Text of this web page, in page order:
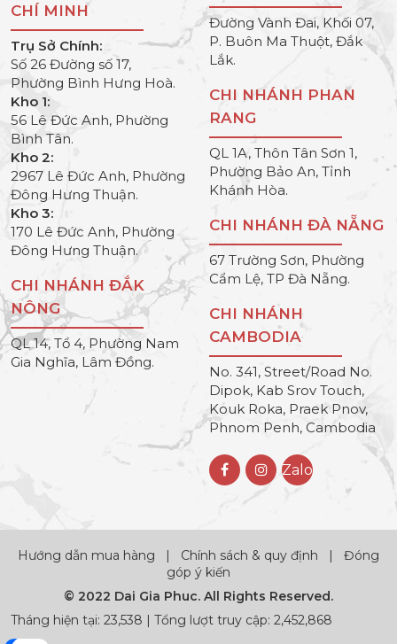
CHÍ MINH
Trụ Sở Chính:
Số 26 Đường số 17,
Phường Bình Hưng Hoà.
Kho 1:
56 Lê Đức Anh, Phường
Bình Tân.
Kho 2:
2967 Lê Đức Anh, Phường
Đông Hưng Thuận.
Kho 3:
170 Lê Đức Anh, Phường
Đông Hưng Thuận.
CHI NHÁNH ĐẮK
NÔNG
QL 14, Tổ 4, Phường Nam
Gia Nghĩa, Lâm Đồng.
Đường Vành Đai, Khối 07,
P. Buôn Ma Thuột, Đắk
Lắk.
CHI NHÁNH PHAN
RANG
QL 1A, Thôn Tân Sơn 1,
Phường Bảo An, Tỉnh
Khánh Hòa.
CHI NHÁNH ĐÀ NẴNG
67 Trường Sơn, Phường
Cẩm Lệ, TP Đà Nẵng.
CHI NHÁNH
CAMBODIA
No. 341, Street/Road No.
Dipok, Kab Srov Touch,
Kouk Roka, Praek Pnov,
Phnom Penh, Cambodia
Zalo
Hướng dẫn mua hàng | Chính sách & quy định | Đóng
góp ý kiến
© 2022 Dai Gia Phuc. All Rights Reserved.
Tháng hiện tại: 23,538 | Tổng lượt truy cập: 2,452,868